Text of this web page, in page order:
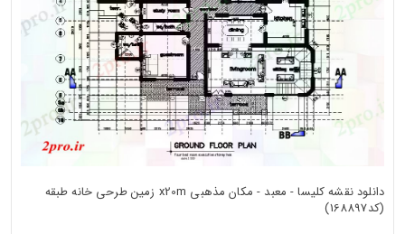
دانلود نقشه کلیسا - معبد - مکان مذهبی x20m زمین طرحی خانه طبقه
(کد168897)